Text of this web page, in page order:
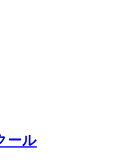
ール